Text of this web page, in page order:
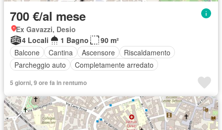
700 €/al mese
Ex Gavazzi, Desio
4 Locali
1 Bagno
90 m²
Balcone
Cantina Ascensore
Riscaldamento
Parcheggio auto
Completamente arredato
5 giorni, 9 ore fa in rentumo